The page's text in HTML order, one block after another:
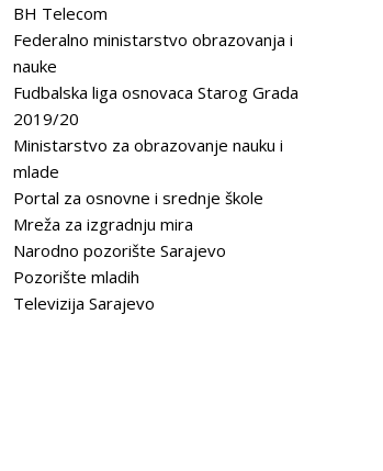
BH Telecom
Federalno ministarstvo obrazovanja i
nauke
Fudbalska liga osnovaca Starog Grada
2019/20
Ministarstvo za obrazovanje nauku i
mlade
Portal za osnovne i srednje škole
Mreža za izgradnju mira
Narodno pozorište Sarajevo
Pozorište mladih
Televizija Sarajevo